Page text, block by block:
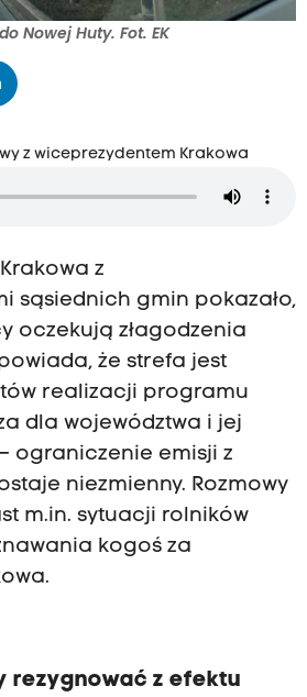
Nowej Huty. Fot. EK
z wiceprezydentem Krakowa
z
sąsiednich gmin pokazało,
oczekują złagodzenia
że strefa jest
realizacji programu
dla województwa i jej
ograniczenie emisji z
niezmienny. Rozmowy
m.in. sytuacji rolników
kogoś za
rezygnować z efektu